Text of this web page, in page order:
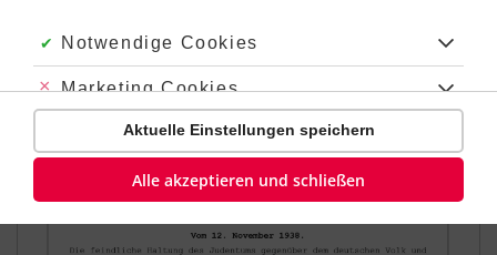
Dauer:
sie im Hinblick auf die vorangegangenen Ereignisse.
Die unten abgedruckten „Verordnung über eine
Sühneleistung der Juden deutscher
Staatsangehörigkeit“ aus dem Jahr 1938 lautet:
Akzeptiert:
Notwendige Cookies
Abgelehnt:
Marketing Cookies
Abgelehnt:
Personalisierungs-Cookies
Aktuelle Einstellungen speichern
Alle akzeptieren und schließen